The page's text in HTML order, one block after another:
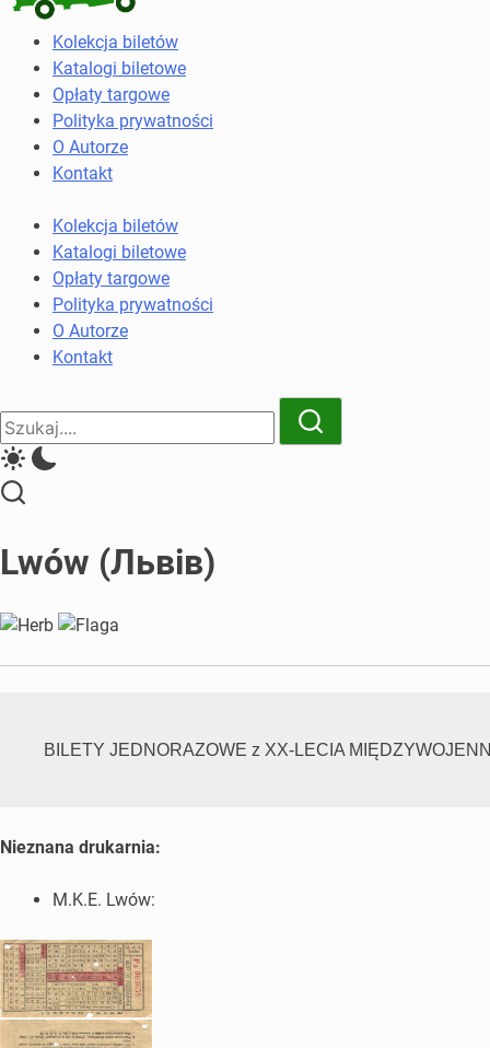
Kolekcja
biletów
komunikacji
miejskiej
kolejowych
Kolekcja biletów
Katalogi biletowe
Opłaty targowe
Polityka prywatności
O Autorze
Kontakt
Kolekcja biletów
Katalogi biletowe
Opłaty targowe
Polityka prywatności
O Autorze
Kontakt
Close
Search
Search
Lwów (Львів)
BILETY JEDNORAZOWE z XX-LECIA
Nieznana drukarnia:
M.K.E. Lwów: